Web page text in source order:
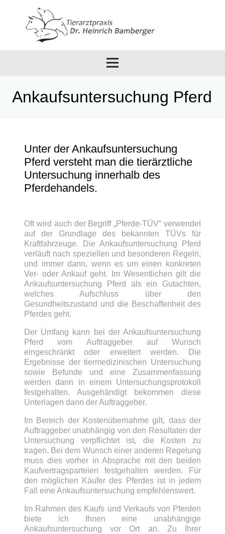
Ankaufsuntersuchung Pferd
Unter der Ankaufsuntersuchung
Pferd versteht man die tierärztliche
Untersuchung innerhalb des
Pferdehandels.
Oft wird auch der Begriff „Pferde-TÜV“ verwendet
auf der Grundlage des bekannten TÜVs für
Kraftfahrzeuge. Die Ankaufsuntersuchung Pferd
verläuft nach speziellen und besonderen Regeln,
und immer dann, wenn es um einen konkreten
Ver- oder Ankauf geht. Im Wesentlichen gilt die
Ankaufsuntersuchung Pferd als ein Gutachten,
welches Aufschluss über den
Gesundheitszustand und die Beschaffenheit des
Pferdes geht.
Der Umfang kann bei der Ankaufsuntersuchung
Pferd vom Auftraggeber auf Wunsch
eingeschränkt oder erweitert werden. Die
Ergebnisse der tiermedizinischen Untersuchung
sowie Befunde und eine Zusammenfassung
werden dann in einem Untersuchungsprotokoll
festgehalten. Ausgehändigt bekommen diese
Unterlagen dann der Auftraggeber.
Im Bereich der Kostenübernahme gilt, dass der
Auftraggeber unabhängig von den Resultaten der
Untersuchung verpflichtet ist, die Kosten zu
tragen. Bei dem Wunsch einer anderen Regelung
muss dies vorher in Absprache mit den beiden
Kaufvertragsparteien festgehalten werden. Für
den möglichen Käufer des Pferdes ist in jedem
Fall eine Ankaufsuntersuchung empfehlenswert.
Im Rahmen des Kaufs und Verkaufs von Pferden
biete ich Ihnen eine unabhängige
Ankaufsuntersuchung vor Ort an. Zu Ihrer